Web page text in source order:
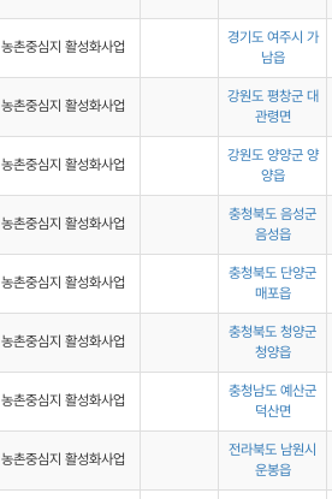
농촌중심지 활성화사업
경기도 여주시 가
남읍
농촌중심지 활성화사업
강원도 평창군 대
관령면
농촌중심지 활성화사업
강원도 양양군 양
양읍
농촌중심지 활성화사업
충청북도 음성군
음성읍
농촌중심지 활성화사업
충청북도 단양군
매포읍
농촌중심지 활성화사업
충청북도 청양군
청양읍
농촌중심지 활성화사업
충청남도 예산군
덕산면
농촌중심지 활성화사업
전라북도 남원시
운봉읍